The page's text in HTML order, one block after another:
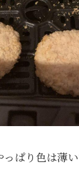
ぱり色は薄